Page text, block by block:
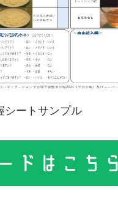
シートサンプル